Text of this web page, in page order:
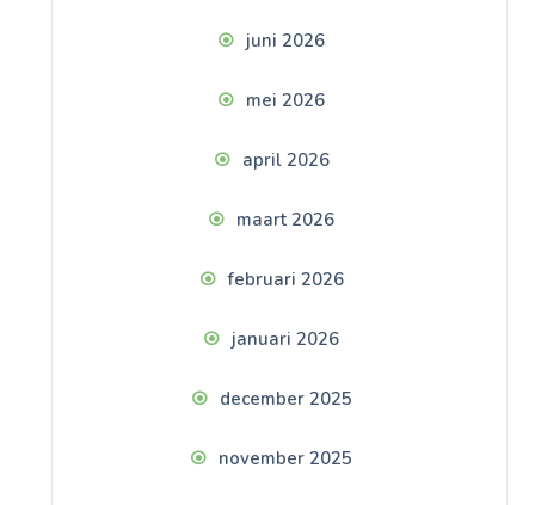
juni 2026
mei 2026
april 2026
maart 2026
februari 2026
januari 2026
december 2025
november 2025